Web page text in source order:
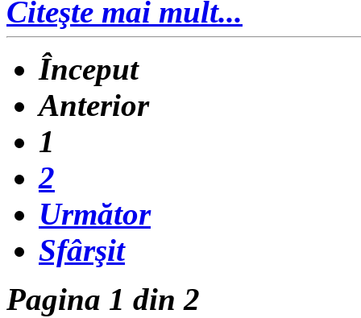
Citeşte mai mult...
Început
Anterior
1
2
Următor
Sfârşit
Pagina 1 din 2